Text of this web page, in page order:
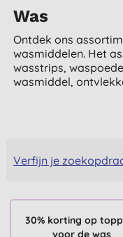
Was
Ontdek ons
wasmiddelen. Het
wasstrips,
wasmiddel,
Verfijn je
30% korting op
voor de was